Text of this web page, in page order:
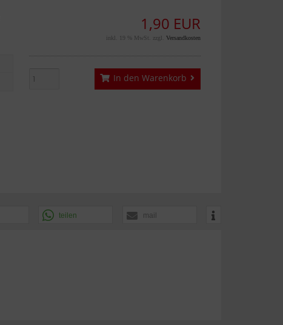
1,90 EUR
inkl. 19 % MwSt. zzgl. Versandkosten
In den Warenkorb
teilen mail